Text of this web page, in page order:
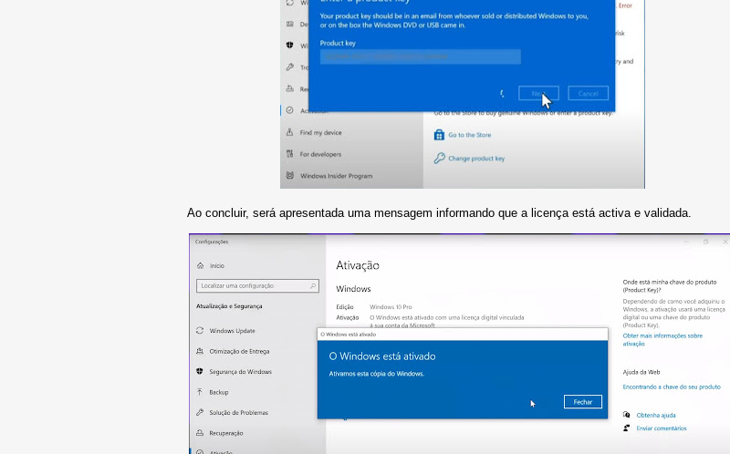
Ao concluir, será apresentada uma mensagem informando que a licença está activa e validada.